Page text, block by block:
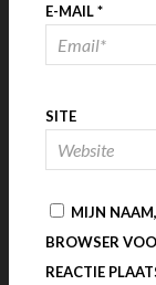
E-MAIL*
SITE
MIJN
BROWSER
REACTIE